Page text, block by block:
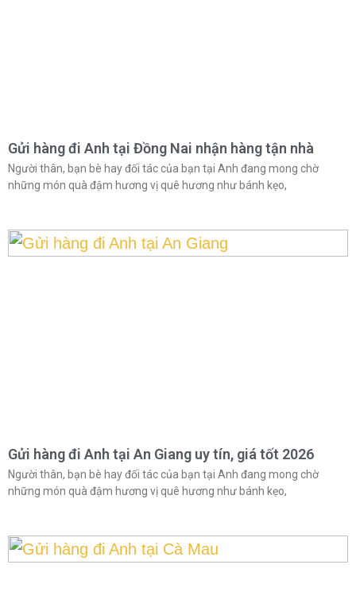
Gửi hàng đi Anh tại Đồng Nai nhận hàng tận nhà
Người thân, bạn bè hay đối tác của bạn tại Anh đang mong chờ
những món quà đậm hương vị quê hương như bánh kẹo,
Gửi hàng đi Anh tại An Giang uy tín, giá tốt 2026
Người thân, bạn bè hay đối tác của bạn tại Anh đang mong chờ
những món quà đậm hương vị quê hương như bánh kẹo,